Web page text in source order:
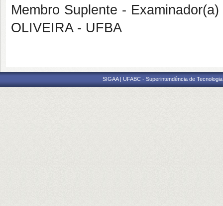
Membro Suplente -
OLIVEIRA - UFBA
SIGAA | UFABC - Superintendência de